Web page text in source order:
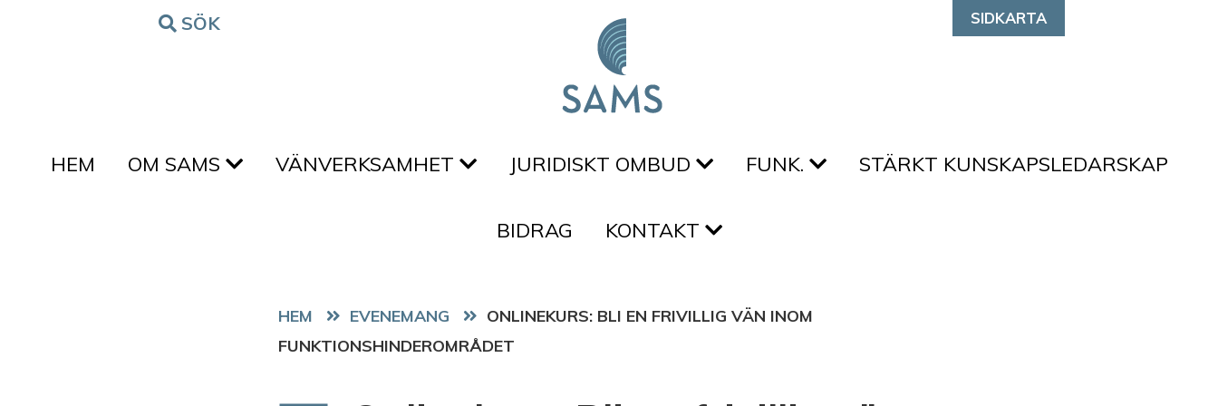
Hoppa till innehålletSÖK SIDKARTA
HEM OM SAMS VÄNVERKSAMHET JURIDISKT OMBUD FUNK. STÄRKT KUNSKAPSLEDARSKAP
BIDRAG KONTAKT
HEM EVENEMANG
ONLINEKURS: BLI EN FRIVILLIG VÄN INOM
FUNKTIONSHINDEROMRÅDET